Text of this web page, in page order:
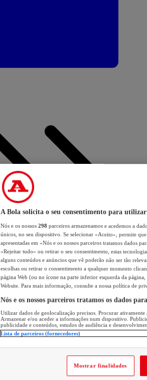
A Bola solicita o seu consentimento para utilizar
Nós e os nossos 298 parceiros armazenamos e acedemos a
únicos, no seu dispositivo. Se selecionar «Aceito», permite
apresentadas em «Nós e os nossos parceiros tratamos dados
«Rejeitar tudo» ou retirar o seu consentimento, estas
alguns conteúdos e anúncios que vê poderão não ser tão
escolhas ou retirar o consentimento a qualquer momento
página Web (ou no ícone na parte inferior esquerda da página,
Website. Para mais informação, consulte a nossa política de
Nós e os nossos parceiros tratamos os dados
Utilizar dados de geolocalização precisos. Procurar
Armazenar e/ou aceder a informações num dispositivo.
publicidade e conteúdos, estudos de audiência e
Lista de parceiros (fornecedores)
Mostrar finalidades